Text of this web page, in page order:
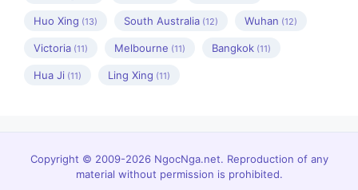
Huo Xing (13) South Australia (12) Wuhan (12)
Victoria (11) Melbourne (11) Bangkok (11)
Hua Ji (11) Ling Xing (11)
Copyright © 2009-2026 NgocNga.net. Reproduction of any
material without permission is prohibited.